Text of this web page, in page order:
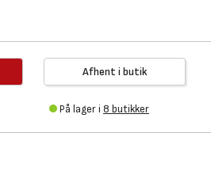
Afhent i butik
På lager i 8 butikker